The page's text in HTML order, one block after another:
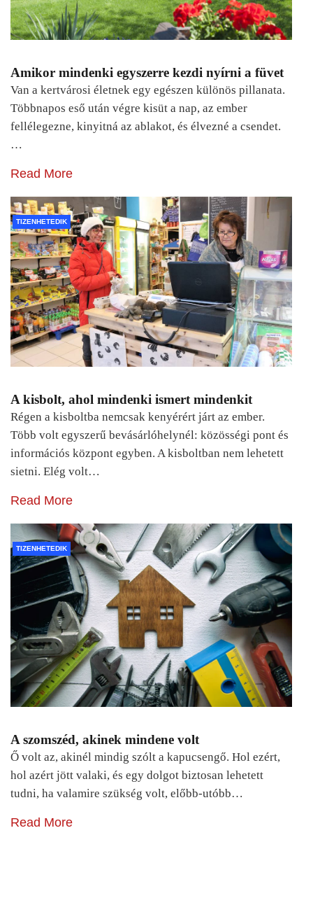
Amikor mindenki egyszerre kezdi nyírni a füvet
Van a kertvárosi életnek egy egészen különös pillanata.
Többnapos eső után végre kisüt a nap, az ember
fellélegezne, kinyitná az ablakot, és élvezné a csendet.
…
Read More
TIZENHETEDIK
A kisbolt, ahol mindenki ismert mindenkit
Régen a kisboltba nemcsak kenyérért járt az ember.
Több volt egyszerű bevásárlóhelynél: közösségi pont és
információs központ egyben. A kisboltban nem lehetett
sietni. Elég volt…
Read More
TIZENHETEDIK
A szomszéd, akinek mindene volt
Ő volt az, akinél mindig szólt a kapucsengő. Hol ezért,
hol azért jött valaki, és egy dolgot biztosan lehetett
tudni, ha valamire szükség volt, előbb-utóbb…
Read More